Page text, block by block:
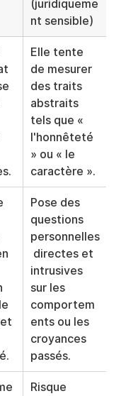
(juridiqueme
nt sensible)
Elle tente
de mesurer
des traits
abstraits
tels que «
l'honnêteté
» ou « le
caractère ».
Pose des
questions
personnelles
directes et
intrusives
sur les
comportem
ents ou les
croyances
passés.
Risque